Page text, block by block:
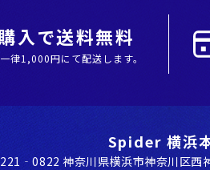
入で送料無料
律1,000円にて配送します。
Spider 横浜
神奈川県横浜市神奈川区